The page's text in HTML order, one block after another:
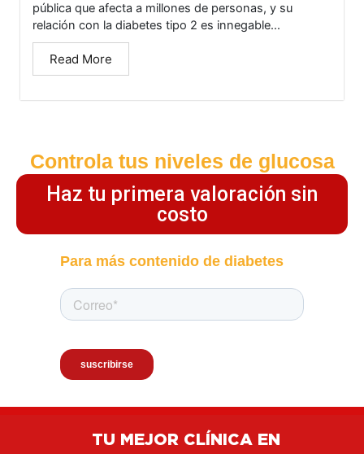
pública que afecta a millones de personas, y su
relación con la diabetes tipo 2 es innegable...
Read More
Controla tus niveles de glucosa
Haz tu primera valoración sin
costo
Para más contenido de diabetes
TU MEJOR CLÍNICA EN